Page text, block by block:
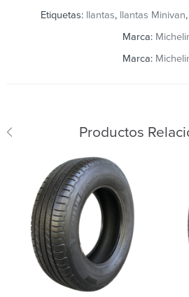
Etiquetas: llantas, llantas Minivan,
Marca:
Marca:
Productos